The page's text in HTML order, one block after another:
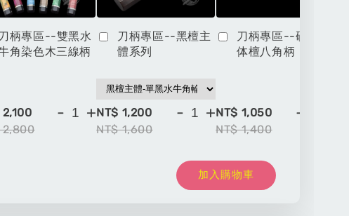
刀柄專區--雙黑水
角染色木三線柄
2,100
2,800
- +
刀柄專區--黑檀主
體系列
NT$ 1,200
NT$ 1,600
- +
刀柄專區--硬木一
体檀八角柄
NT$ 1,050
NT$ 1,400
-
加入購物車